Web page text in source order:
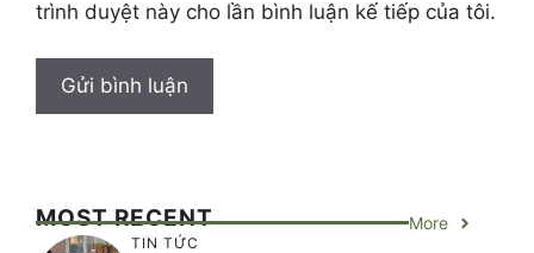
trình duyệt này cho lần bình luận kế tiếp của tôi.
MOST RECENT More
TIN TỨC